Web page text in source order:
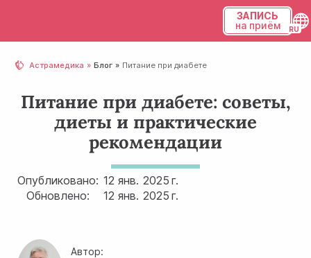
ЗАПИСЬ
на приём
Астрамедика Блог Питание при диабете
Питание при диабете: советы,
диеты и практические
рекомендации
Опубликовано: 12 янв. 2025 г.
Обновлено:
12 янв. 2025 г.
Автор: